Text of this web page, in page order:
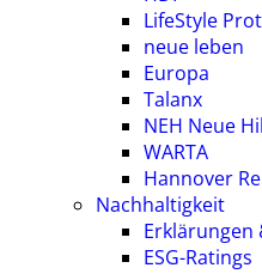
LifeStyle
neue leben
Europa
Talanx
NEH Neue
WARTA
Hannover Re
Nachhaltigkeit
Erklärungen
ESG-Ratings